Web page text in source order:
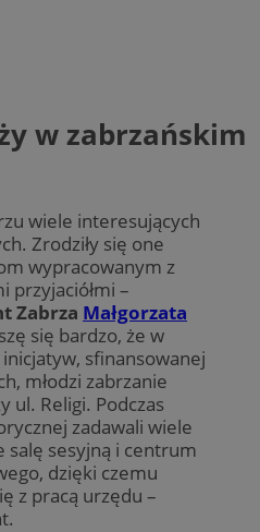
w zabrzańskim
wiele interesujących
Zrodziły się one
wypracowanym z
przyjaciółmi –
Zabrza Małgorzata
się bardzo, że w
sfinansowanej
młodzi zabrzanie
ul. Religi. Podczas
zadawali wiele
salę sesyjną i centrum
dzięki czemu
z pracą urzędu –